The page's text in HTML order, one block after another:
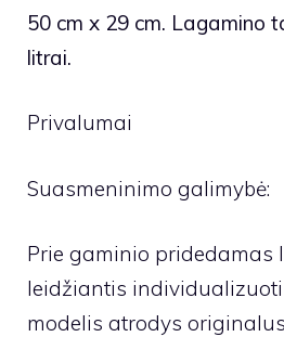
50 cm x 29 cm. Lagamino
litrai.
Privalumai
Suasmeninimo galimybė:
Prie gaminio pridedamas
leidžiantis
modelis atrodys